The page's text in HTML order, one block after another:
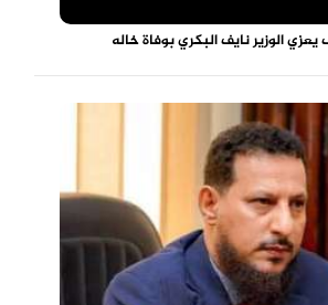
الوزير نايف البكري بوفاة خاله